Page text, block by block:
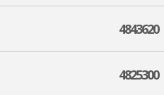
4843620
4825300